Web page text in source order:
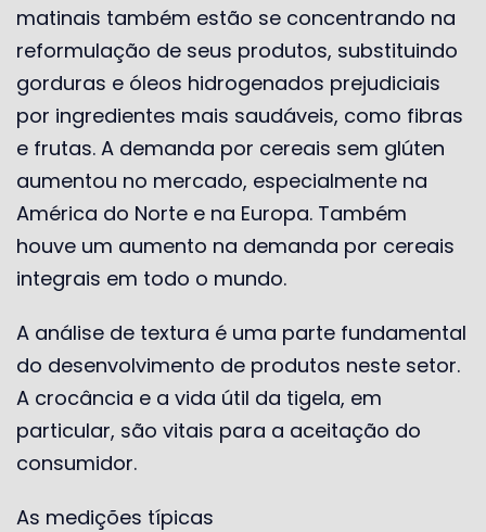
matinais também estão se concentrando na
reformulação de seus produtos, substituindo
gorduras e óleos hidrogenados prejudiciais
por ingredientes mais saudáveis, como fibras
e frutas. A demanda por cereais sem glúten
aumentou no mercado, especialmente na
América do Norte e na Europa. Também
houve um aumento na demanda por cereais
integrais em todo o mundo.
A análise de textura é uma parte fundamental
do desenvolvimento de produtos neste setor.
A crocância e a vida útil da tigela, em
particular, são vitais para a aceitação do
consumidor.
As medições típicas